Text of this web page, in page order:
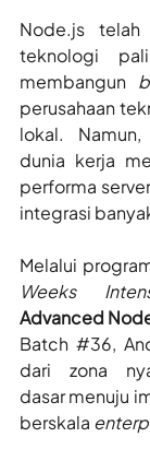
Node.js
teknologi
membangun
perusahaan
lokal.
dunia kerja
performa
integrasi
Melalui
Weeks
Advanced
Batch #36,
dari zona
dasar menuju
berskala